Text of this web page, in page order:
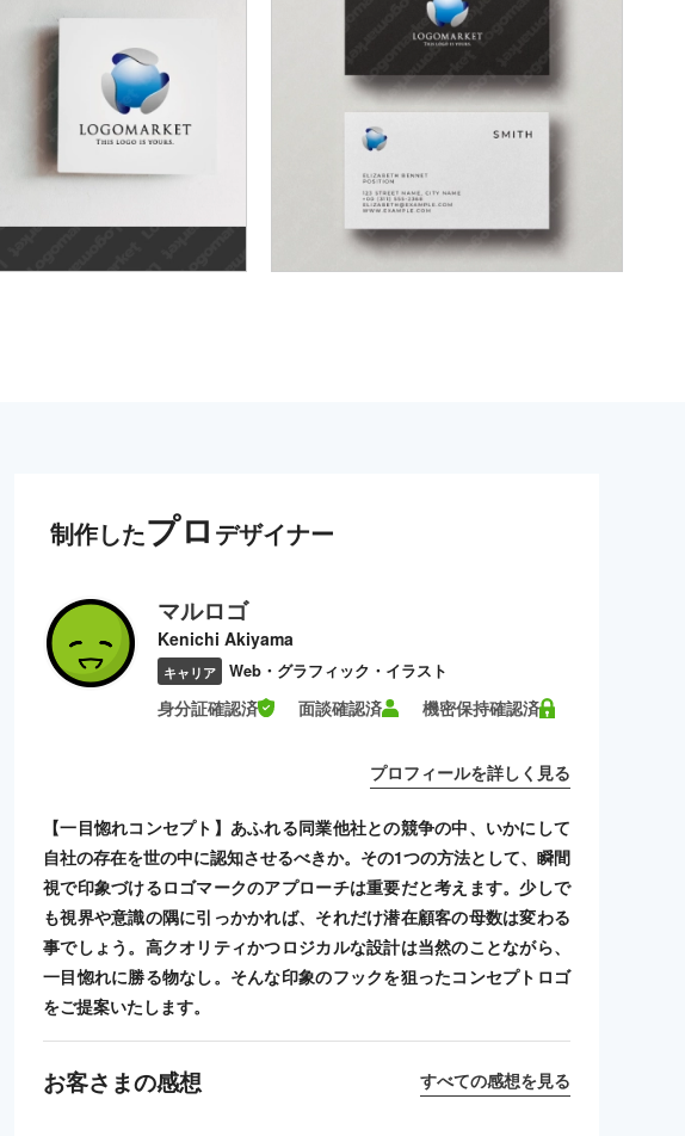
制作したプロ デザイナー
マルロゴ
Kenichi Akiyama
キャリア Web・グラフィック・イラスト
身分証確認済 面談確認済 機密保持確認済
プロフィールを詳しく見る
【一目惚れコンセプト】あふれる同業他社との競争の中、いかにして
自社の存在を世の中に認知させるべきか。その1つの方法として、瞬間
視で印象づけるロゴマークのアプローチは重要だと考えます。少しで
も視界や意識の隅に引っかかれば、それだけ潜在顧客の母数は変わる
事でしょう。高クオリティかつロジカルな設計は当然のことながら、
一目惚れに勝る物なし。そんな印象のフックを狙ったコンセプトロゴ
をご提案いたします。
お客さまの感想 すべての感想を見る